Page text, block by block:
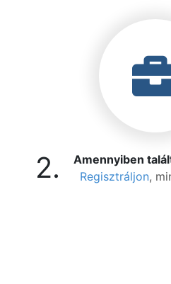
2.
Amennyiben
Regisztráljon,